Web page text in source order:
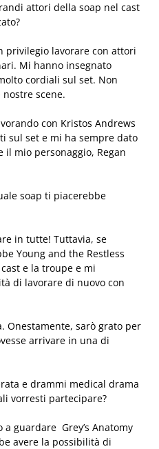
attori della soap nel cast
privilegio lavorare con attori
Mi hanno insegnato
cordiali sul set. Non
nostre scene.
con Kristos Andrews
sul set e mi ha sempre dato
mio personaggio, Regan
soap ti piacerebbe
in tutte! Tuttavia, se
Young and the Restless
e la troupe e mi
di lavorare di nuovo con
Onestamente, sarò grato per
arrivare in una di
e drammi medical drama
vorresti partecipare?
guardare Grey’s Anatomy
avere la possibilità di